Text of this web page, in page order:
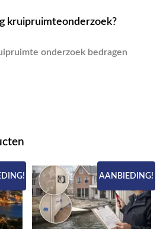
kruipruimteonderzoek?
onderzoek bedragen
AANBIEDING!